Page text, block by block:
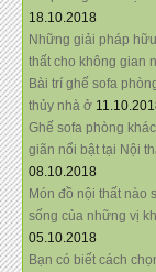
18.10.2018
Những giải pháp
thất cho không gian
Bài trí ghế sofa
thủy nhà ở
Ghế sofa phòng
giãn nổi bật tại Nội
08.10.2018
Món đồ nội thất nào
sống của những vị
05.10.2018
Bạn có biết cách